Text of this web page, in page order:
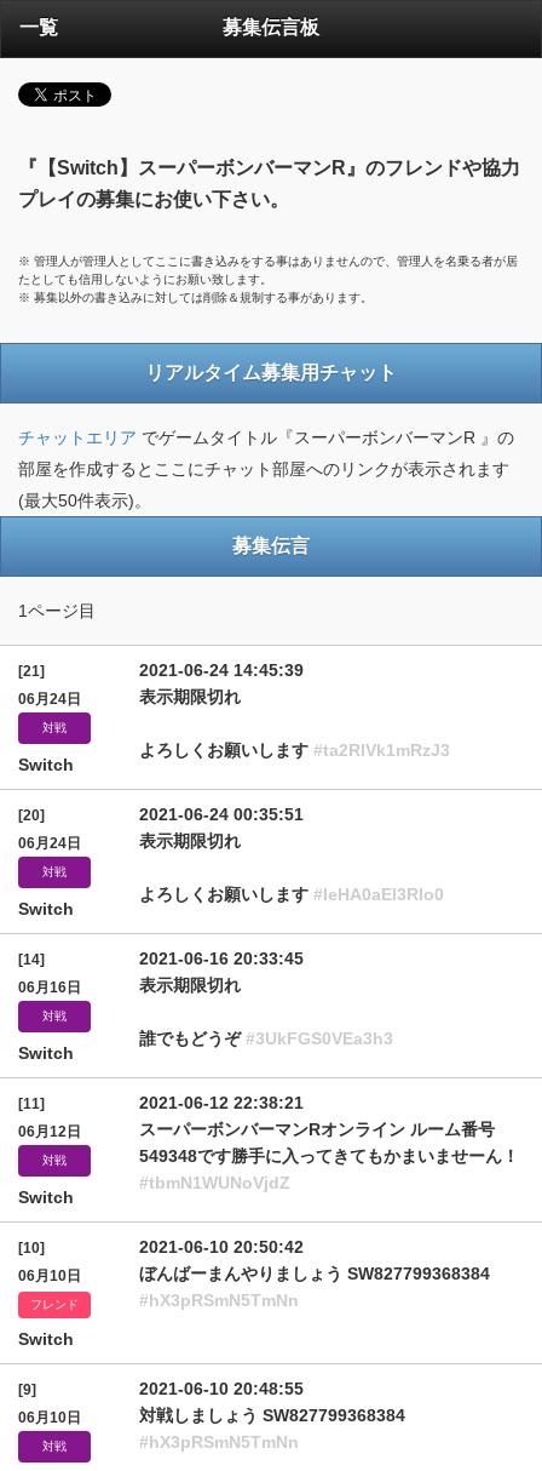
一覧 募集伝言板
『【Switch】スーパーボンバーマンR』のフレンドや協力
プレイの募集にお使い下さい。
※ 管理人が管理人としてここに書き込みをする事はありませんので、管理人を名乗る者が居
たとしても信用しないようにお願い致します。
※ 募集以外の書き込みに対しては削除＆規制する事があります。
リアルタイム募集用チャット
チャットエリア でゲームタイトル『スーパーボンバーマンR 』の
部屋を作成するとここにチャット部屋へのリンクが表示されます
(最大50件表示)。
募集伝言
1ページ目
[21]
06月24日
対戦
Switch
2021-06-24 14:45:39
表示期限切れ
よろしくお願いします #ta2RlVk1mRzJ3
[20]
06月24日
対戦
Switch
2021-06-24 00:35:51
表示期限切れ
よろしくお願いします #IeHA0aEl3Rlo0
[14]
06月16日
対戦
Switch
2021-06-16 20:33:45
表示期限切れ
誰でもどうぞ#3UkFGS0VEa3h3
[11]
06月12日
対戦
Switch
2021-06-12 22:38:21
スーパーボンバーマンRオンライン ルーム番号
549348です勝手に入ってきてもかまいませーん！
#tbmN1WUNoVjdZ
[10]
06月10日
フレンド
Switch
2021-06-10 20:50:42
ぼんばーまんやりましょう SW827799368384
#hX3pRSmN5TmNn
[9]
06月10日
対戦
2021-06-10 20:48:55
対戦しましょう SW827799368384
#hX3pRSmN5TmNn